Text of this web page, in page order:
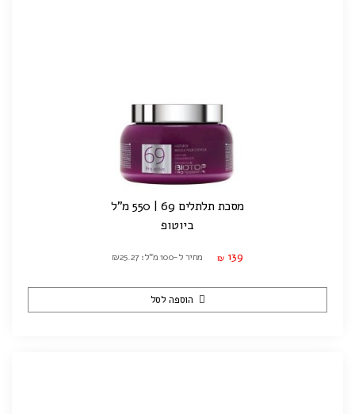
מסכת תלתלים 69 | 550 מ"ל
ביוטופ
₪ 139 מחיר ל-100 מ"ל: ₪25.27
הוספה לסל